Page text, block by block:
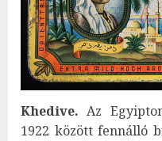
Khedive.Az
1922 között fennálló